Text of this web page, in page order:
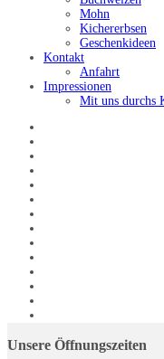
Mohn
Kichererbsen
Geschenkideen
Kontakt
Anfahrt
Impressionen
Mit uns durchs
Unsere Öffnungszeiten